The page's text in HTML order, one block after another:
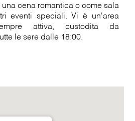
cena romantica o come sala
eventi speciali. Vi è un'area
attiva, custodita da
le sere dalle 18:00.